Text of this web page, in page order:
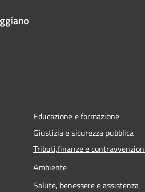
Educazione e formazione
Giustizia e sicurezza pubblica
Tributi,finanze e
Ambiente
Salute, benessere e assistenza